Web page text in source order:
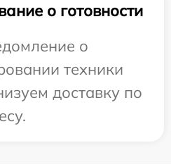
о готовности
о
техники
доставку по